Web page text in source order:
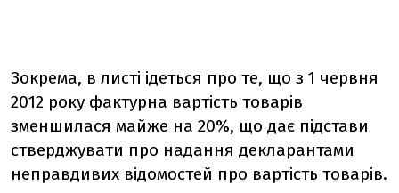
Зокрема, в листі ідеться про те, що з 1 червня
2012 року фактурна вартість товарів
зменшилася майже на 20%, що дає підстави
стверджувати про надання декларантами
неправдивих відомостей про вартість товарів.